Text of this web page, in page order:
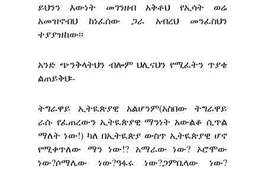
ይህንን እውነት መገንዘብ አቅቶህ የኢሳት ወሬ
አመዝኖብህ ከነፈሰው ጋራ አብረህ መንፈስህን
ተያያዝከው፡፡
አንድ ጭንቅላትህን ብሎም ህሊናህን የሚፈትን ጥያቄ
ልጠይቅህ፡-
ትግራዋይ ኢትዪጵያዊ አልሆንም(አስበው ትግራዋይ
ራሱ የፈጠረውን ኢትዪጵያዊ ማንነት አውልቆ ሲጥል
ማለት ነው!) ካለ በኢትዪጵያ ውስጥ ኢትዪጵያዊ ሆኖ
የሚቀጥለው ማን ነው!? አማራው ነው? ኦሮሞው
ነው?ሶማሌው ነው?ዓፋሩ ነው?ጋምቤላው ነው?